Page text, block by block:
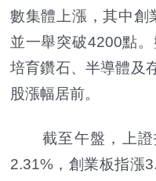
數集體上漲，其中創
並一舉突破4200點。
培育鑽石、半導體及
股漲幅居前。
截至午盤，上證
2.31%，創業板指漲